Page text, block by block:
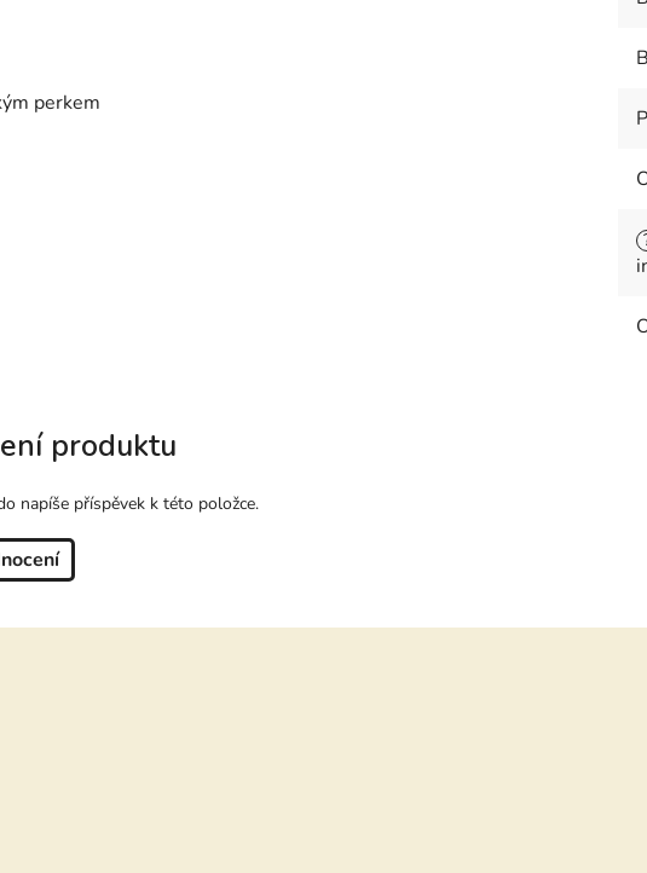
perkem
produktu
napíše příspěvek k této položce.